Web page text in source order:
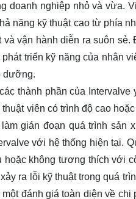
doanh nghiệp nhỏ và vừa.
năng kỹ thuật cao từ phía
vận hành diễn ra suôn
triển kỹ năng của nhân
dưỡng.
thành phần của
viên có trình độ cao
gián đoạn quá trình sản
với hệ thống hiện tại.
không tương thích với
ra lỗi kỹ thuật trong quá
đánh giá toàn diện về